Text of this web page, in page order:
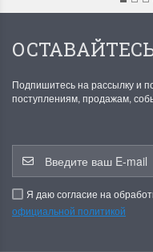
Подпишитесь на рассылку и
поступлениям, продажам,
Я даю согласие на
официальной политикой